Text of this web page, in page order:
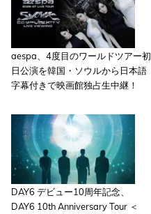
aespa、4度目のワールドツアー初
日公演を韓国・ソウルから日本語
字幕付きで映画館独占生中継！
DAY6 デビュー10周年記念、
DAY6 10th Anniversary Tour ＜